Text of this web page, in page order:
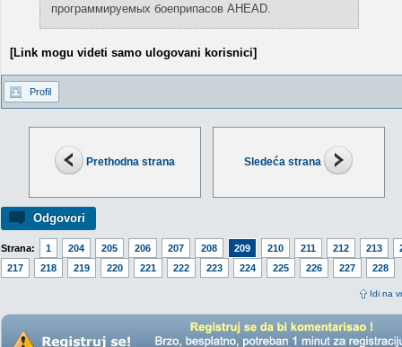
Prethodna strana Sledeća strana
Odgovori
Strana: 1 204 205 206 207 208 209 210 211 212 213
217
218 219 220 221 222 223 224 225 226 227 228
Idi na
программируемых боеприпасов AHEAD.
[Link mogu videti samo ulogovani korisnici]
Profil